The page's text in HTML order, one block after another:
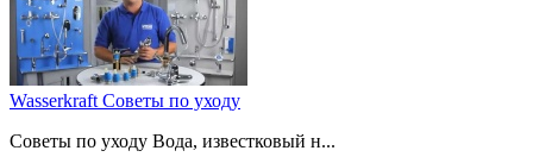
Wasserkraft Советы по уходу
Советы по уходу Вода, известковый н...